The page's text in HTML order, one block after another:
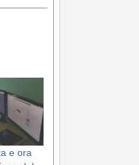
e ora